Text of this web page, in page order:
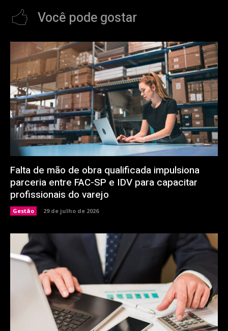
Você pode gostar
Falta de mão de obra qualificada impulsiona
parceria entre FAC-SP e IDV para capacitar
profissionais do varejo
Gestão 29 de julho de 2026